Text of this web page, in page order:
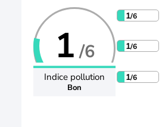
1 /6
Indice pollution
Bon
1/6
1/6
1/6